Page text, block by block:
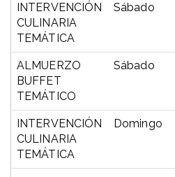
INTERVENCIÓN
CULINARIA
TEMÁTICA
Sábado
ALMUERZO
BUFFET
TEMÁTICO
Sábado
INTERVENCIÓN
CULINARIA
TEMÁTICA
Domingo